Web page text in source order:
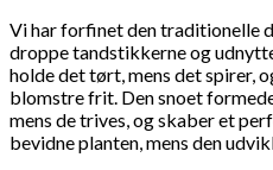
Vi har forfinet den traditionelle
droppe tandstikkerne og
holde det tørt, mens det spirer,
blomstre frit. Den snoet
mens de trives, og skaber et
bevidne planten, mens den